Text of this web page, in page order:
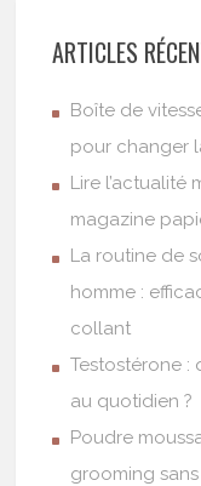
ARTICLES
Boîte de
pour changer
Lire l’actualité
magazine
La routine de
homme :
collant
Testostérone :
au quotidien ?
Poudre
grooming